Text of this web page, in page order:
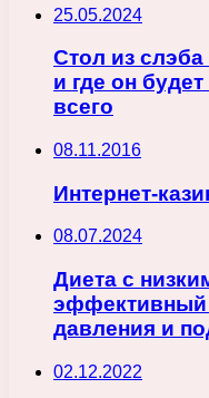
25.05.2024
Стол из слэба
и где он
всего
08.11.2016
Интернет-
08.07.2024
Диета с
эффективный
давления и
02.12.2022